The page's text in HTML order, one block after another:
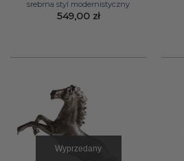
srebrna styl modernistyczny
549,00 zł
Wyprzedany